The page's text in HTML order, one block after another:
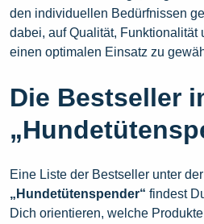
den individuellen Bedürfnissen
dabei, auf Qualität, Funktionalität
einen optimalen Einsatz zu
Die Bestseller
Eine Liste der Bestseller unter
„Hundetütenspender“ findest
Dich orientieren, welche